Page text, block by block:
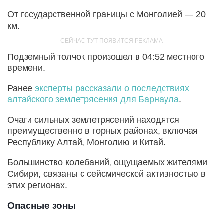
От государственной границы с Монголией — 20
км.
Подземный толчок произошел в 04:52 местного
времени.
Ранее эксперты рассказали о последствиях
алтайского землетрясения для Барнаула.
Очаги сильных землетрясений находятся
преимущественно в горных районах, включая
Республику Алтай, Монголию и Китай.
Большинство колебаний, ощущаемых жителями
Сибири, связаны с сейсмической активностью в
этих регионах.
Опасные зоны